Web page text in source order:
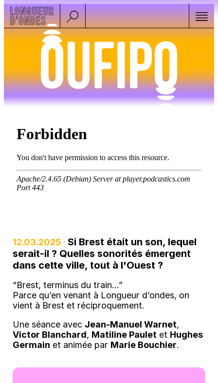
12.03.2025 · Si Brest était un son, lequel
serait-il ? Quelles sonorités émergent
dans cette ville, tout à l'Ouest ?
“Brest, terminus du train…”
Parce qu’en venant à Longueur d’ondes, on
vient à Brest et réciproquement.
Une séance avec Jean-Manuel Warnet,
Victor Blanchard, Matiline Paulet et Hughes
Germain et animée par Marie Bouchier.